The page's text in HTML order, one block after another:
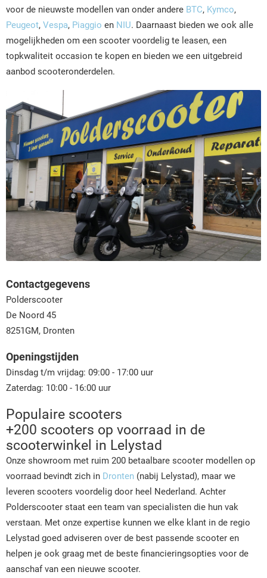
voor de nieuwste modellen van onder andere BTC, Kymco,
Peugeot, Vespa, Piaggio en NIU. Daarnaast bieden we ook alle
mogelijkheden om een scooter voordelig te leasen, een
topkwaliteit occasion te kopen en bieden we een uitgebreid
aanbod scooteronderdelen.
Contactgegevens
Polderscooter
De Noord 45
8251GM, Dronten
Openingstijden
Dinsdag t/m vrijdag: 09:00 - 17:00 uur
Zaterdag: 10:00 - 16:00 uur
Populaire scooters
+200 scooters op voorraad in de
scooterwinkel in Lelystad
Onze showroom met ruim 200 betaalbare scooter modellen op
voorraad bevindt zich in Dronten (nabij Lelystad), maar we
leveren scooters voordelig door heel Nederland. Achter
Polderscooter staat een team van specialisten die hun vak
verstaan. Met onze expertise kunnen we elke klant in de regio
Lelystad goed adviseren over de best passende scooter en
helpen je ook graag met de beste financieringsopties voor de
aanschaf van een nieuwe scooter.